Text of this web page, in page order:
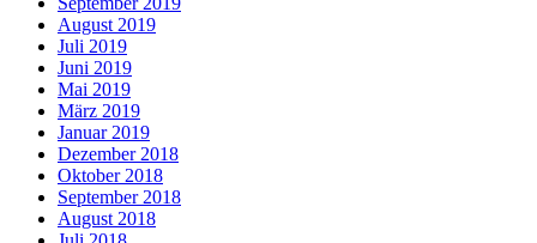
August 2019
Juli 2019
Juni 2019
Mai 2019
März 2019
Januar 2019
Dezember 2018
Oktober 2018
September 2018
August 2018